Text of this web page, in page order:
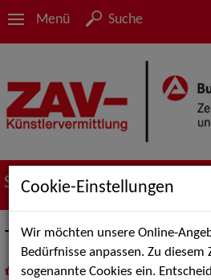
Menü Suche
Suche nach Künstler*innen
Timothy Trust &
inMeine Merklistelegen
Cookie-Einstellungen
Wir möchten unsere Online-
Bedürfnisse anpassen. Zu diesem
sogenannte Cookies ein.